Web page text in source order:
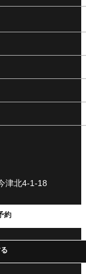
津北4-1-18
約